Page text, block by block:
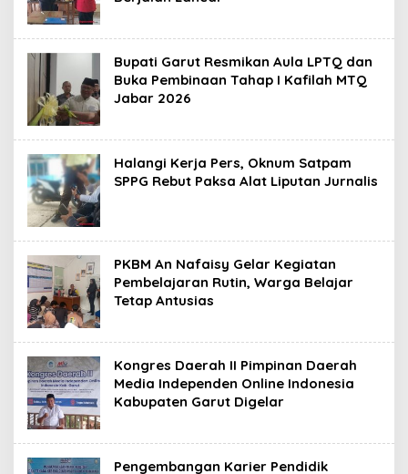
Bupati Garut Resmikan Aula LPTQ dan
Buka Pembinaan Tahap I Kafilah MTQ
Jabar 2026
Halangi Kerja Pers, Oknum Satpam
SPPG Rebut Paksa Alat Liputan Jurnalis
PKBM An Nafaisy Gelar Kegiatan
Pembelajaran Rutin, Warga Belajar
Tetap Antusias ‎
Kongres Daerah II Pimpinan Daerah
Media Independen Online Indonesia
Kabupaten Garut Digelar ‎
Pengembangan Karier Pendidik